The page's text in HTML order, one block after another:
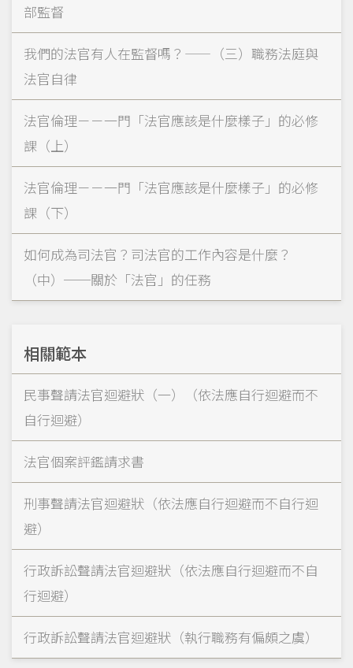
部監督
我們的法官有人在監督嗎？——（三）職務法庭與
法官自律
法官倫理－－一門「法官應該是什麼樣子」的必修
課（上）
法官倫理－－一門「法官應該是什麼樣子」的必修
課（下）
如何成為司法官？司法官的工作內容是什麼？
（中）──關於「法官」的任務
相關範本
民事聲請法官迴避狀（一）（依法應自行迴避而不
自行迴避）
法官個案評鑑請求書
刑事聲請法官迴避狀（依法應自行迴避而不自行迴
避）
行政訴訟聲請法官迴避狀（依法應自行迴避而不自
行迴避）
行政訴訟聲請法官迴避狀（執行職務有偏頗之虞）